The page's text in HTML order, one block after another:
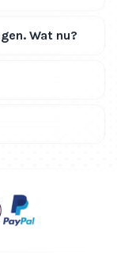
Wat nu?